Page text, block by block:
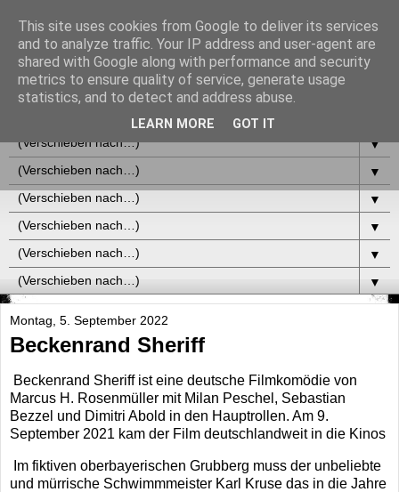
▼
▼
▼
▼
▼
▼
Montag, 5. September 2022
Beckenrand Sheriff
Beckenrand Sheriff ist eine deutsche Filmkomödie von
Marcus H. Rosenmüller mit Milan Peschel, Sebastian
Bezzel und Dimitri Abold in den Hauptrollen. Am 9.
September 2021 kam der Film deutschlandweit in die Kinos
Im fiktiven oberbayerischen Grubberg muss der unbeliebte
und mürrische Schwimmmeister Karl Kruse das in die Jahre
This site uses cookies from Google to deliver its services
and to analyze traffic. Your IP address and user-agent are
shared with Google along with performance and security
metrics to ensure quality of service, generate usage
statistics, and to detect and address abuse.
LEARN MORE GOT IT